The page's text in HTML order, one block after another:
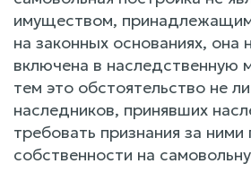
имуществом,
на законных основаниях, она
включена в наследственную
тем это обстоятельство не
наследников, принявших
требовать признания за ними
собственности на